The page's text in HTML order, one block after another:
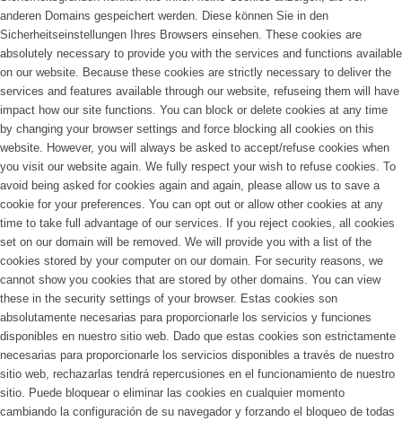
anderen Domains gespeichert werden. Diese können Sie in den
Sicherheitseinstellungen Ihres Browsers einsehen. These cookies are
absolutely necessary to provide you with the services and functions available
on our website. Because these cookies are strictly necessary to deliver the
services and features available through our website, refuseing them will have
impact how our site functions. You can block or delete cookies at any time
by changing your browser settings and force blocking all cookies on this
website. However, you will always be asked to accept/refuse cookies when
you visit our website again. We fully respect your wish to refuse cookies. To
avoid being asked for cookies again and again, please allow us to save a
cookie for your preferences. You can opt out or allow other cookies at any
time to take full advantage of our services. If you reject cookies, all cookies
set on our domain will be removed. We will provide you with a list of the
cookies stored by your computer on our domain. For security reasons, we
cannot show you cookies that are stored by other domains. You can view
these in the security settings of your browser. Estas cookies son
absolutamente necesarias para proporcionarle los servicios y funciones
disponibles en nuestro sitio web. Dado que estas cookies son estrictamente
necesarias para proporcionarle los servicios disponibles a través de nuestro
sitio web, rechazarlas tendrá repercusiones en el funcionamiento de nuestro
sitio. Puede bloquear o eliminar las cookies en cualquier momento
cambiando la configuración de su navegador y forzando el bloqueo de todas